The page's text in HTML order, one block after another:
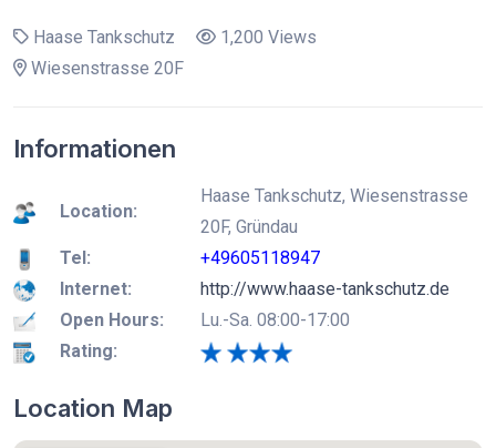
Haase Tankschutz
1,200 Views
Wiesenstrasse 20F
Informationen
Location:
Haase Tankschutz, Wiesenstrasse
20F, Gründau
Tel:
+49605118947
Internet:
http://www.haase-tankschutz.de
Open Hours:
Lu.-Sa. 08:00-17:00
Rating:
Location Map